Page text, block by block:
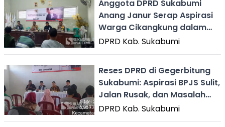
Anggota DPRD Sukabumi
Anang Janur Serap Aspirasi
Warga Cikangkung dalam
Reses
DPRD Kab. Sukabumi
Reses DPRD di Gegerbitung
Sukabumi: Aspirasi BPJS Sulit,
Jalan Rusak, dan Masalah
Harga Gabah
DPRD Kab. Sukabumi